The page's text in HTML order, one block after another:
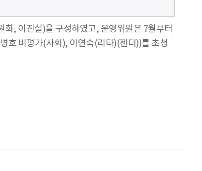
, 이진실)을 구성하였고, 운영위원은 7월부터
호 비평가(사회), 이연숙(리타)(젠더))를 초청